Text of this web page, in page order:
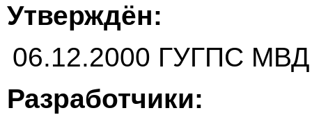
Утверждён:
06.12.2000 ГУГПС МВД
Разработчики: